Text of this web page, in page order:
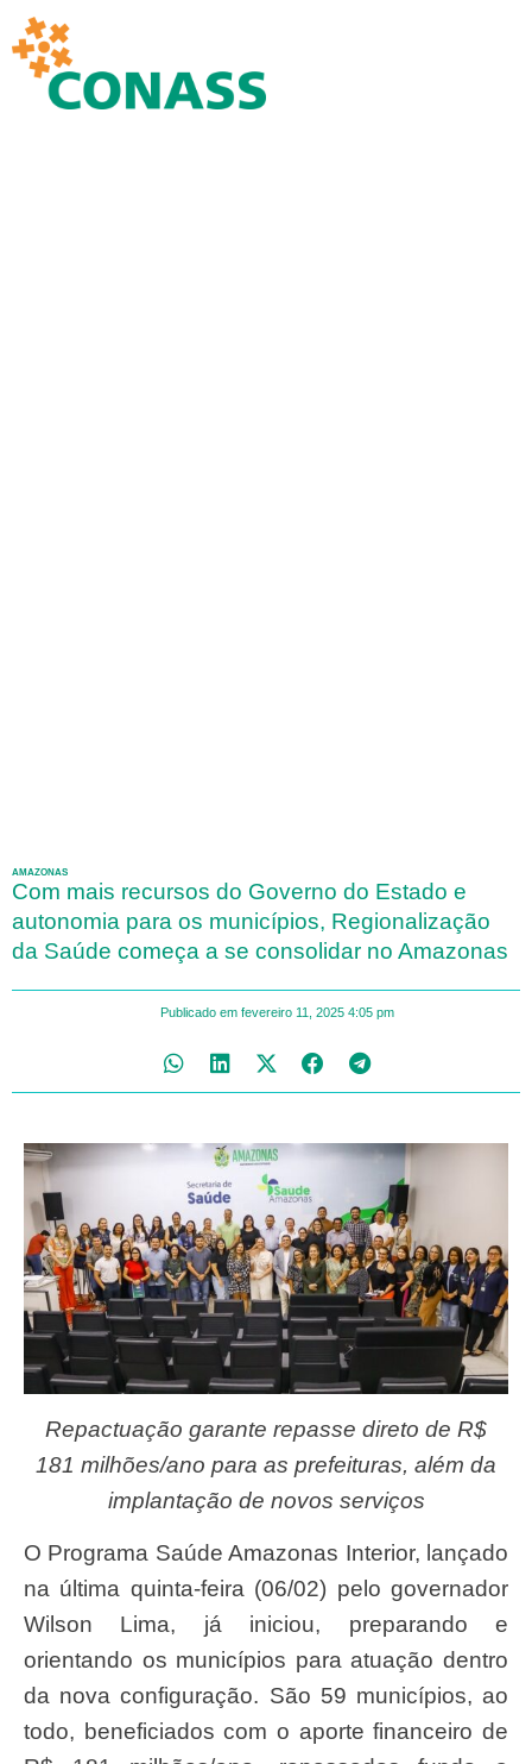
AMAZONAS
Com mais recursos do Governo do Estado e
autonomia para os municípios, Regionalização
da Saúde começa a se consolidar no Amazonas
Publicado em fevereiro 11, 2025 4:05 pm
Repactuação garante repasse direto de R$
181 milhões/ano para as prefeituras, além da
implantação de novos serviços
O Programa Saúde Amazonas Interior, lançado
na última quinta-feira (06/02) pelo governador
Wilson Lima, já iniciou, preparando e
orientando os municípios para atuação dentro
da nova configuração. São 59 municípios, ao
todo, beneficiados com o aporte financeiro de